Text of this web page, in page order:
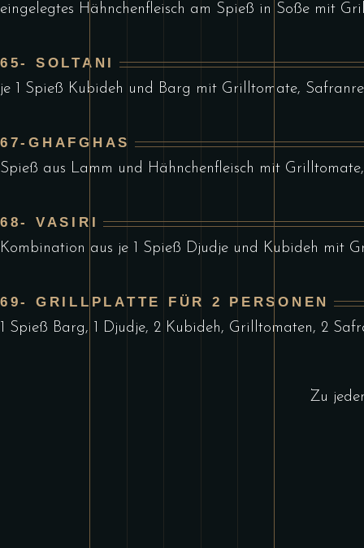
eingelegtes Hähnchenfleisch am Spieß in Soße mit
65- SOLTANI
je 1 Spieß Kubideh und Barg mit Grilltomate,
67-GHAFGHAS
Spieß aus Lamm und Hähnchenfleisch mit
68- VASIRI
Kombination aus je 1 Spieß Djudje und Kubideh mit
69- GRILLPLATTE FÜR 2 PERSONEN
1 Spieß Barg, 1 Djudje, 2 Kubideh, Grilltomaten, 2
Zu